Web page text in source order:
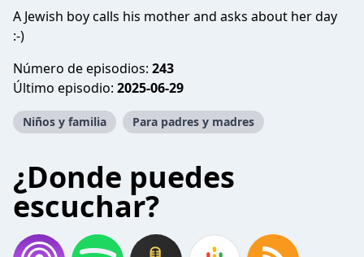
A Jewish boy calls his mother and asks about her day
:-)
Número de episodios: 243
Último episodio: 2025-06-29
Niños y familia Para padres y madres
¿Donde puedes
escuchar?